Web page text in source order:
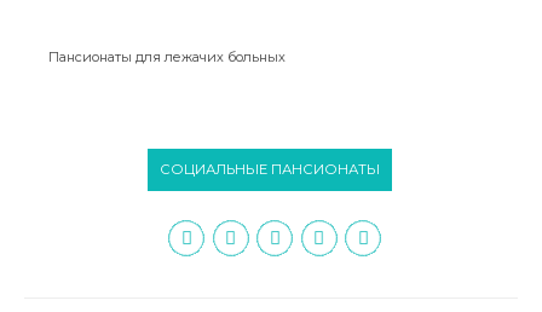
Пансионаты для лежачих больных
СОЦИАЛЬНЫЕ ПАНСИОНАТЫ